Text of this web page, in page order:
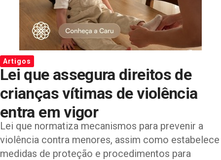
Artigos
Lei que assegura direitos de
crianças vítimas de violência
entra em vigor
Lei que normatiza mecanismos para prevenir a
violência contra menores, assim como estabelece
medidas de proteção e procedimentos para